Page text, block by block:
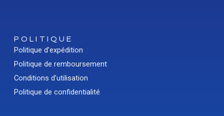
POLITIQUE
Politique d’expédition
Politique de remboursement
Conditions d’utilisation
Politique de confidentialité